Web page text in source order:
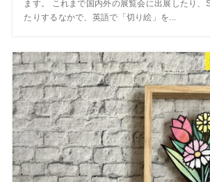
ます。 これまで国内外の展覧会に出展したり、
たりするなかで、英語で「切り絵」を...